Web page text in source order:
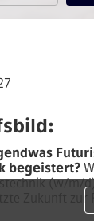
begeistert?
(w/m/
Zukunft zur